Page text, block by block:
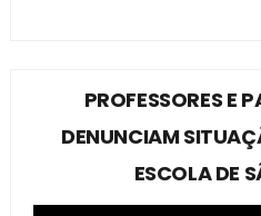
PROFESSORES E
DENUNCIAM
ESCOLA DE